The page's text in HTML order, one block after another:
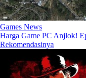
Games News
Harga Game PC Anjlok!
Rekomendasinya